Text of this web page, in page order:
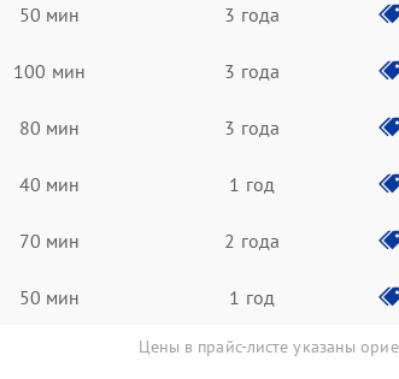
50 мин 3 года
100 мин 3 года
80 мин 3 года
40 мин 1 год
70 мин 2 года
50 мин 1 год
Цены в прайс-листе указаны